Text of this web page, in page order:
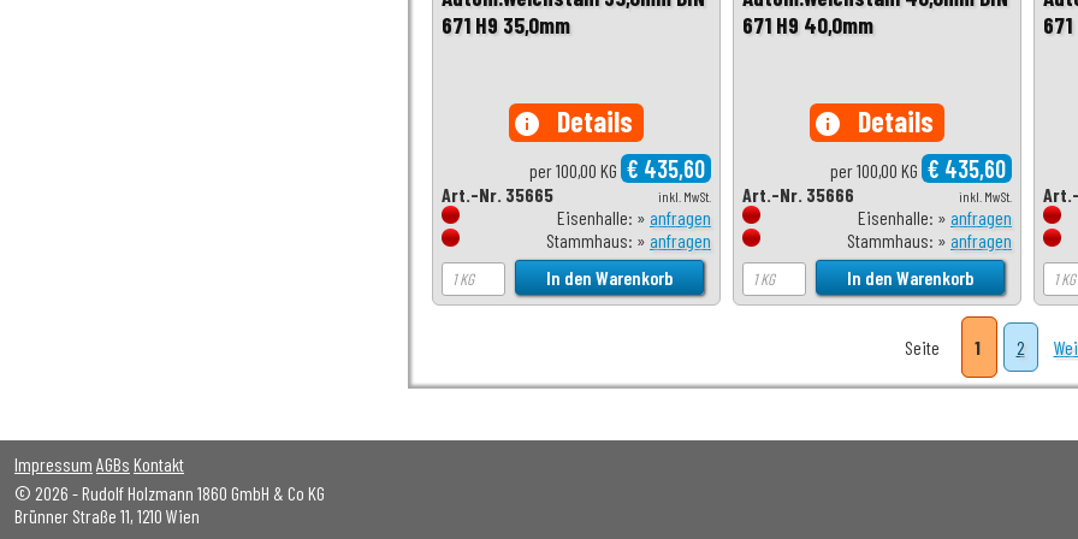
671 H9 35,0mm
info Details
per 100,00 KG € 435,60
inkl. MwSt.
Art.-Nr. 35665
Eisenhalle: » anfragen
Stammhaus: » anfragen
671 H9 40,0mm
info Details
per 100,00 KG € 435,60
inkl. MwSt.
Art.-Nr. 35666
Eisenhalle: » anfragen
Stammhaus: » anfragen
Seite 1 2
Impressum AGBs Kontakt
© 2026 - Rudolf Holzmann 1860 GmbH & Co KG
Brünner Straße 11, 1210 Wien